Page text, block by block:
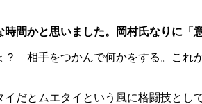
かと思いました。岡村氏なりに「
相手をつかんで何かをする。これ
だとムエタイという風に格闘技とし